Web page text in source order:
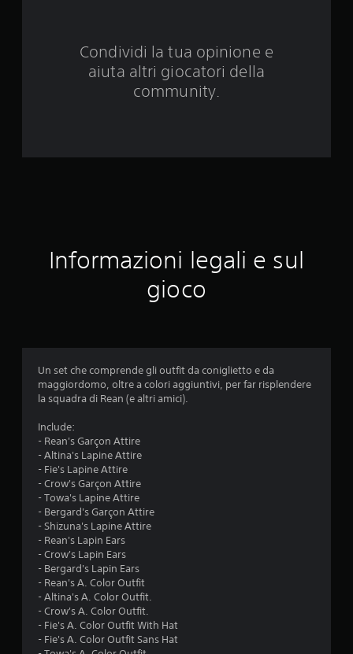
a
o
Condividi la tua opinione e
aiuta altri giocatori della
community.
Informazioni legali e sul
gioco
Un set che comprende gli outfit da coniglietto e da
maggiordomo, oltre a colori aggiuntivi, per far risplendere
la squadra di Rean (e altri amici).
Include:
- Rean's Garçon Attire
- Altina's Lapine Attire
- Fie's Lapine Attire
- Crow's Garçon Attire
- Towa's Lapine Attire
- Bergard's Garçon Attire
- Shizuna's Lapine Attire
- Rean's Lapin Ears
- Crow's Lapin Ears
- Bergard's Lapin Ears
- Rean's A. Color Outfit
- Altina's A. Color Outfit.
- Crow's A. Color Outfit.
- Fie's A. Color Outfit With Hat
- Fie's A. Color Outfit Sans Hat